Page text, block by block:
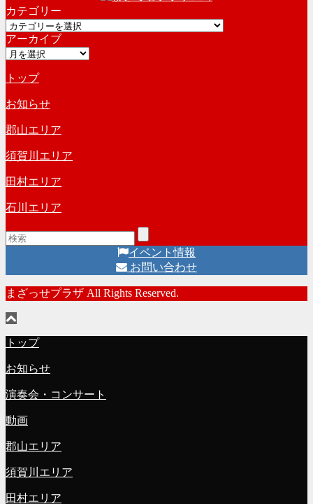
カ
イ
ブ
カテゴリー
カ
テ
ゴ
ー
アーカイブ
ア
カ
イ
ブ
トップ
お知らせ
郡山エリア
須賀川エリア
田村エリア
石川エリア
イベント情報
お問い合わせ
まざっせプラザ All Rights Reserved.
トップ
お知らせ
演奏会・コンサート
動画
郡山エリア
須賀川エリア
田村エリア